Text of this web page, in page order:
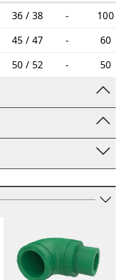
36 / 38 - 100
45 / 47 - 60
50 / 52 - 50